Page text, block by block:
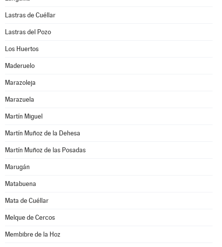
Lastras de Cuéllar
Lastras del Pozo
Los Huertos
Maderuelo
Marazoleja
Marazuela
Martín Miguel
Martín Muñoz de la Dehesa
Martín Muñoz de las Posadas
Marugán
Matabuena
Mata de Cuéllar
Melque de Cercos
Membibre de la Hoz